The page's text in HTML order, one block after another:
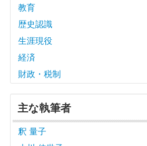
教育
歴史認識
生涯現役
経済
財政・税制
主な執筆者
釈 量子